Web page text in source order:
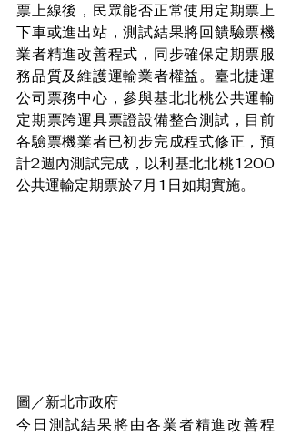
票上線後，民眾能否正常使用定期票上
下車或進出站，測試結果將回饋驗票機
業者精進改善程式，同步確保定期票服
務品質及維護運輸業者權益。臺北捷運
公司票務中心，參與基北北桃公共運輸
定期票跨運具票證設備整合測試，目前
各驗票機業者已初步完成程式修正，預
計2週內測試完成，以利基北北桃1200
公共運輸定期票於7月1日如期實施。
圖／新北市政府
今日測試結果將由各業者精進改善程